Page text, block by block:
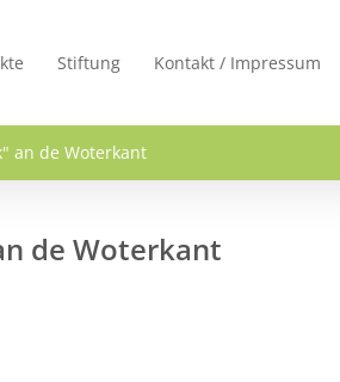
Stiftung Kontakt / Impressum
an de Woterkant
de Woterkant